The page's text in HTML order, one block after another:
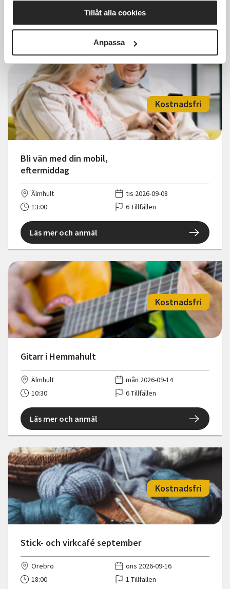
Tillåt alla cookies
Anpassa
6 Tillfällen
Läs mer och anmäl
Bli vän med din mobil,
eftermiddag
Kostnadsfri
Älmhult
tis 2026-09-08
13:00
6 Tillfällen
Läs mer och anmäl
Gitarr i Hemmahult
Kostnadsfri
Älmhult
mån 2026-09-14
10:30
6 Tillfällen
Läs mer och anmäl
Stick- och virkcafé september
Kostnadsfri
Örebro
ons 2026-09-16
18:00
1 Tillfällen